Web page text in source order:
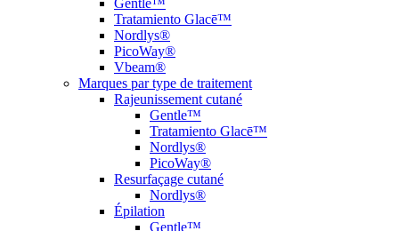
Gentle™
Tratamiento Glacē™
Nordlys®
PicoWay®
Vbeam®
Marques par type de traitement
Rajeunissement cutané
Gentle™
Tratamiento Glacē™
Nordlys®
PicoWay®
Resurfaçage cutané
Nordlys®
Épilation
Gentle™